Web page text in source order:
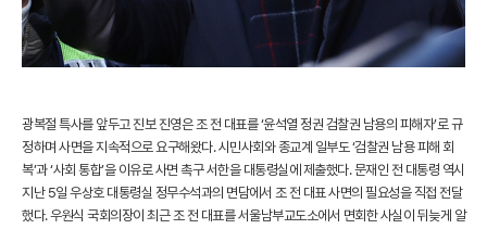
광복절 특사를 앞두고 진보 진영은 조 전 대표를 ‘윤석열 정권 검찰권 남용의 피해자’로 규
정하며 사면을 지속적으로 요구해왔다. 시민사회와 종교계 일부도 ‘검찰권 남용 피해 회
복’과 ‘사회 통합’을 이유로 사면 촉구 서한을 대통령실에 제출했다. 문재인 전 대통령 역시
지난 5일 우상호 대통령실 정무수석과의 면담에서 조 전 대표 사면의 필요성을 직접 전달
했다. 우원식 국회의장이 최근 조 전 대표를 서울남부교도소에서 면회한 사실이 뒤늦게 알